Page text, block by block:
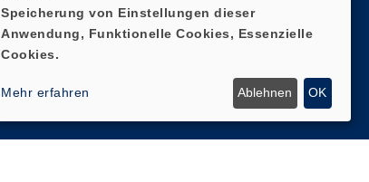
Speicherung von Einstellungen dieser
Anwendung, Funktionelle Cookies, Essenzielle
Cookies.
Mehr erfahren Ablehnen OK